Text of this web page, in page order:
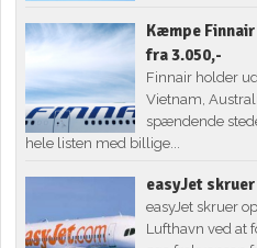
Kæmpe
fra 3.050,-
Finnair holder
Vietnam,
spændende
hele listen med billige...
easyJet
easyJet skruer
Lufthavn ved at